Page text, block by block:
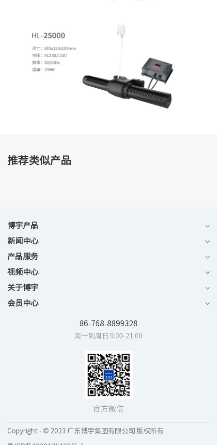
推荐类似产品
博宇产品
新闻中心
产品服务
视频中心
关于博宇
会员中心
86-768-8899328
周一到周日 9:00-21:00
官方微信
Copyright - © 2023 广东博宇集团有限公司 版权所有